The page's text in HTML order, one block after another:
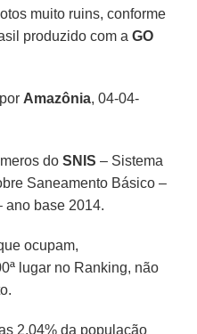
muito ruins, conforme
produzido com aGO
Amazônia, 04-04-
doSNIS – Sistema
Saneamento Básico –
ano base 2014.
ocupam,
lugar no Ranking, não
2,04% da população